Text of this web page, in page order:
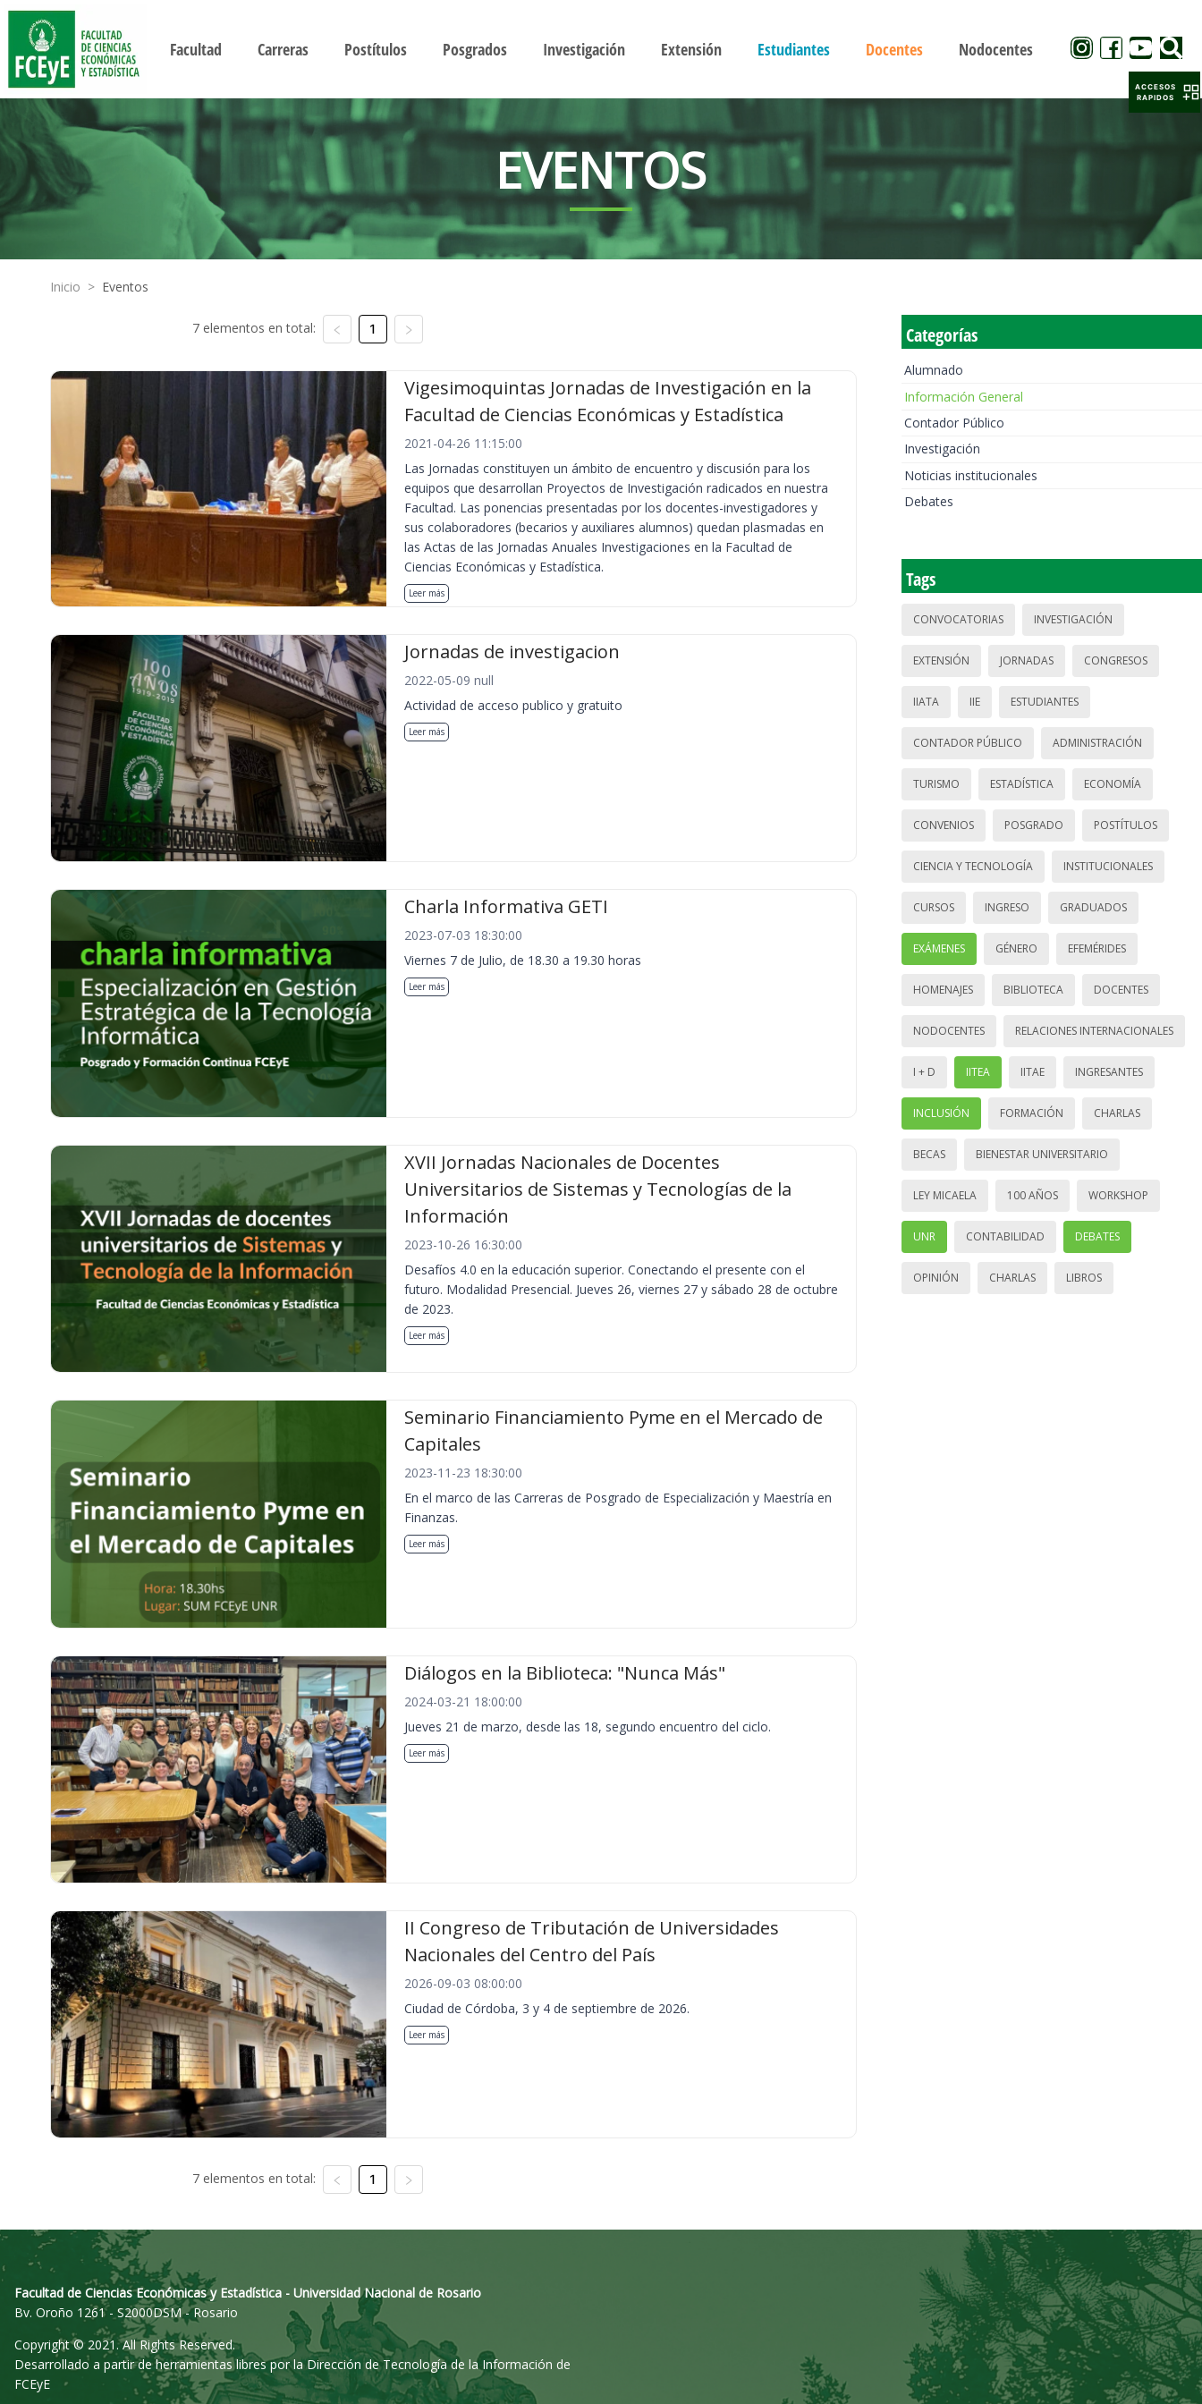
Facultad Carreras Postítulos Posgrados Investigación Extensión Estudiantes Docentes Nodocentes
EVENTOS
Inicio > Eventos
7 elementos en total: 1
Vigesimoquintas Jornadas de Investigación en la
Facultad de Ciencias Económicas y Estadística
2021-04-26 11:15:00
Las Jornadas constituyen un ámbito de encuentro y discusión para los
equipos que desarrollan Proyectos de Investigación radicados en nuestra
Facultad. Las ponencias presentadas por los docentes-investigadores y
sus colaboradores (becarios y auxiliares alumnos) quedan plasmadas en
las Actas de las Jornadas Anuales Investigaciones en la Facultad de
Ciencias Económicas y Estadística.
Leer más
Jornadas de investigacion
2022-05-09 null
Actividad de acceso publico y gratuito
Leer más
Charla Informativa GETI
2023-07-03 18:30:00
Viernes 7 de Julio, de 18.30 a 19.30 horas
Leer más
XVII Jornadas Nacionales de Docentes
Universitarios de Sistemas y Tecnologías de la
Información
2023-10-26 16:30:00
Desafíos 4.0 en la educación superior. Conectando el presente con el
futuro. Modalidad Presencial. Jueves 26, viernes 27 y sábado 28 de octubre
de 2023.
Leer más
Seminario Financiamiento Pyme en el Mercado de
Capitales
2023-11-23 18:30:00
En el marco de las Carreras de Posgrado de Especialización y Maestría en
Finanzas.
Leer más
Diálogos en la Biblioteca: "Nunca Más"
2024-03-21 18:00:00
Jueves 21 de marzo, desde las 18, segundo encuentro del ciclo.
Leer más
II Congreso de Tributación de Universidades
Nacionales del Centro del País
2026-09-03 08:00:00
Ciudad de Córdoba, 3 y 4 de septiembre de 2026.
Leer más
7 elementos en total: 1
Categorías
Alumnado
Información General
Contador Público
Investigación
Noticias institucionales
Debates
Tags
CONVOCATORIAS INVESTIGACIÓN
EXTENSIÓN JORNADAS CONGRESOS
IIATA IIE ESTUDIANTES
CONTADOR PÚBLICO ADMINISTRACIÓN
TURISMO ESTADÍSTICA ECONOMÍA
CONVENIOS POSGRADO POSTÍTULOS
CIENCIA Y TECNOLOGÍA INSTITUCIONALES
CURSOS INGRESO GRADUADOS
EXÁMENES GÉNERO EFEMÉRIDES
HOMENAJES BIBLIOTECA DOCENTES
NODOCENTES RELACIONES INTERNACIONALES
I + D IITEA IITAE INGRESANTES
INCLUSIÓN FORMACIÓN CHARLAS
BECAS BIENESTAR UNIVERSITARIO
LEY MICAELA 100 AÑOS WORKSHOP
UNR CONTABILIDAD DEBATES
OPINIÓN CHARLAS LIBROS
Facultad de Ciencias Económicas y Estadística - Universidad Nacional de Rosario
Bv. Oroño 1261 - S2000DSM - Rosario
Copyright © 2021. All Rights Reserved.
Desarrollado a partir de herramientas libres por la Dirección de Tecnología de la Información de
FCEyE
ACCESOS
RAPIDOS